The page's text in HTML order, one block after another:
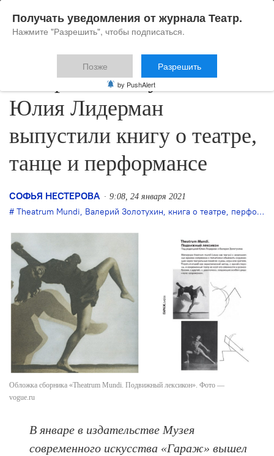
Валерий Золотухин и
Юлия Лидерман
выпустили книгу о театре,
танце и перформансе
СОФЬЯ НЕСТЕРОВА 9:08, 24 января 2021
Theatrum Mundi, Валерий Золотухин, книга о театре, перформанс
Обложка сборника «Theatrum Mundi. Подвижный лексикон». Фото —
vogue.ru
В январе в издательстве Музея
современного искусства «Гараж» вышел
Получать уведомления от журнала Театр.
Нажмите "Разрешить", чтобы подписаться.
Позже Разрешить
by PushAlert